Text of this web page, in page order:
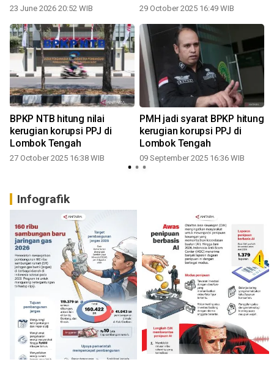
23 June 2026 20:52 WIB 29 October 2025 16:49 WIB
BPKP NTB hitung nilai
kerugian korupsi PPJ di
Lombok Tengah
27 October 2025 16:38 WIB
PMH jadi syarat BPKP hitung
kerugian korupsi PPJ di
Lombok Tengah
09 September 2025 16:36 WIB
Infografik